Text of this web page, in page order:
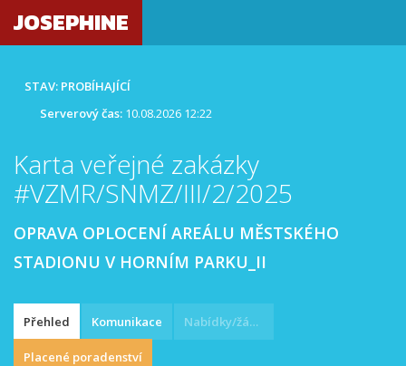
JOSEPHINE
STAV: PROBÍHAJÍCÍ
Serverový čas: 10.08.2026 12:22
Karta veřejné zakázky
#VZMR/SNMZ/III/2/2025
OPRAVA OPLOCENÍ AREÁLU MĚSTSKÉHO
STADIONU V HORNÍM PARKU_II
Přehled Komunikace Nabídky/žádosti
Placené poradenství